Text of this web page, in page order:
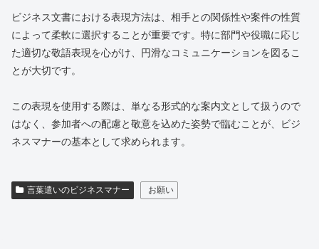
ビジネス文書における表現方法は、相手との関係性や案件の性質
によって柔軟に選択することが重要です。特に部門や役職に応じ
た適切な敬語表現を心がけ、円滑なコミュニケーションを図るこ
とが大切です。
この表現を使用する際は、単なる形式的な案内文として扱うので
はなく、参加者への配慮と敬意を込めた姿勢で臨むことが、ビジ
ネスマナーの基本として求められます。
言葉遣いのビジネスマナー お願い